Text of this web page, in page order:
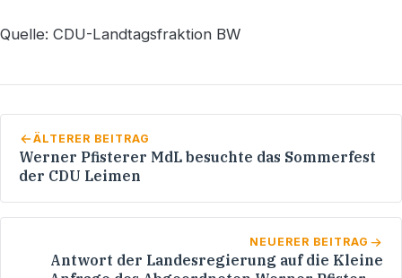
Quelle: CDU-Landtagsfraktion BW
ÄLTERER BEITRAG
Werner Pfisterer MdL besuchte das Sommerfest
der CDU Leimen
NEUERER BEITRAG
Antwort der Landesregierung auf die Kleine